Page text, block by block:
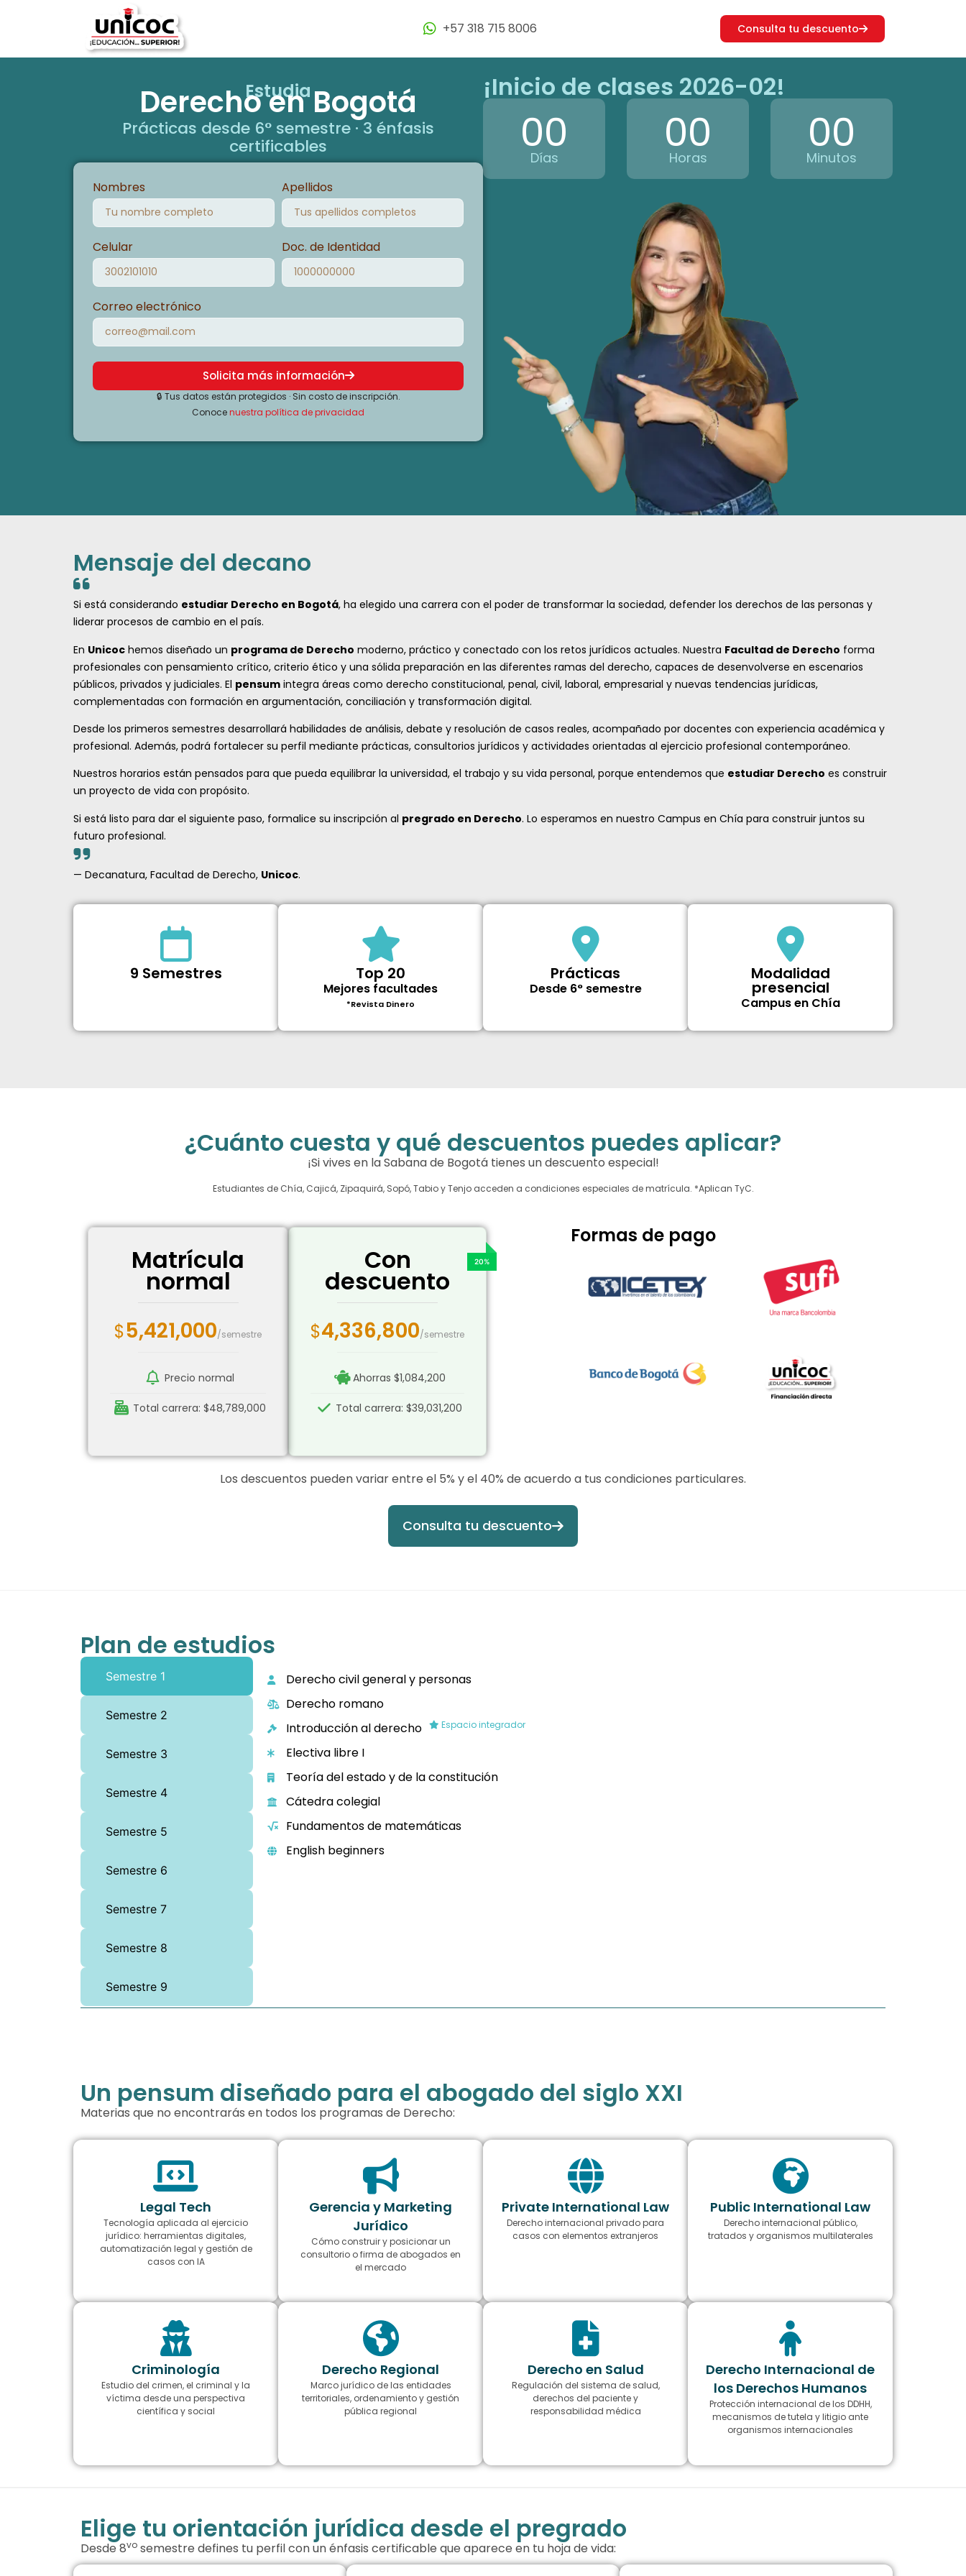
+57 318 715 8006 Consulta tu descuento
Estudia
Derecho en Bogotá
Prácticas desde 6° semestre · 3 énfasis
certificables
Nombres Apellidos
Celular Doc. de Identidad
Correo electrónico
Solicita más información
🔒 Tus datos están protegidos · Sin costo de inscripción.
Conocenuestra política de privacidad
¡Inicio de clases 2026-02!
00
Días 00
Horas 00
Minutos
Mensaje del decano
Si está considerando estudiar Derecho en Bogotá, ha elegido una carrera con el poder de transformar la sociedad, defender los derechos de las personas y
liderar procesos de cambio en el país.
En Unicoc hemos diseñado un programa de Derecho moderno, práctico y conectado con los retos jurídicos actuales. Nuestra Facultad de Derecho forma
profesionales con pensamiento crítico, criterio ético y una sólida preparación en las diferentes ramas del derecho, capaces de desenvolverse en escenarios
públicos, privados y judiciales. El pensum integra áreas como derecho constitucional, penal, civil, laboral, empresarial y nuevas tendencias jurídicas,
complementadas con formación en argumentación, conciliación y transformación digital.
Desde los primeros semestres desarrollará habilidades de análisis, debate y resolución de casos reales, acompañado por docentes con experiencia académica y
profesional. Además, podrá fortalecer su perfil mediante prácticas, consultorios jurídicos y actividades orientadas al ejercicio profesional contemporáneo.
Nuestros horarios están pensados para que pueda equilibrar la universidad, el trabajo y su vida personal, porque entendemos que estudiar Derecho es construir
un proyecto de vida con propósito.
Si está listo para dar el siguiente paso, formalice su inscripción al pregrado en Derecho. Lo esperamos en nuestro Campus en Chía para construir juntos su
futuro profesional.
— Decanatura, Facultad de Derecho, Unicoc.
9 Semestres Top 20
Mejores facultades
*Revista Dinero
Prácticas
Desde 6° semestre
Modalidad
presencial
Campus en Chía
¿Cuánto cuesta y qué descuentos puedes aplicar?
¡Si vives en la Sabana de Bogotá tienes un descuento especial!
Estudiantes de Chía, Cajicá, Zipaquirá, Sopó, Tabio y Tenjo acceden a condiciones especiales de matrícula. *Aplican TyC.
Matrícula
normal
$5,421,000/semestre
Precio normal
Total carrera: $48,789,000
Con
descuento
$4,336,800/semestre
Ahorras $1,084,200
Total carrera: $39,031,200
Formas de pago
Los descuentos pueden variar entre el 5% y el 40% de acuerdo a tus condiciones particulares.
Consulta tu descuento
Plan de estudios
Semestre 1
Semestre 2
Semestre 3
Semestre 4
Semestre 5
Semestre 6
Semestre 7
Semestre 8
Semestre 9
Derecho civil general y personas
Derecho romano
Introducción al derecho
Espacio integrador
Electiva libre I
Teoría del estado y de la constitución
Cátedra colegial
Fundamentos de matemáticas
English beginners
Un pensum diseñado para el abogado del siglo XXI
Materias que no encontrarás en todos los programas de Derecho:
Legal Tech
Tecnología aplicada al ejercicio
jurídico: herramientas digitales,
automatización legal y gestión de
casos con IA
Gerencia y Marketing
Jurídico
Cómo construir y posicionar un
consultorio o firma de abogados en
el mercado
Private International Law
Derecho internacional privado para
casos con elementos extranjeros
Public International Law
Derecho internacional público,
tratados y organismos multilaterales
Criminología
Estudio del crimen, el criminal y la
víctima desde una perspectiva
científica y social
Derecho Regional
Marco jurídico de las entidades
territoriales, ordenamiento y gestión
pública regional
Derecho en Salud
Regulación del sistema de salud,
derechos del paciente y
responsabilidad médica
Derecho Internacional de
los Derechos Humanos
Protección internacional de los DDHH,
mecanismos de tutela y litigio ante
organismos internacionales
Elige tu orientación jurídica desde el pregrado
Desde 8vo semestre defines tu perfil con un énfasis certificable que aparece en tu hoja de vida: